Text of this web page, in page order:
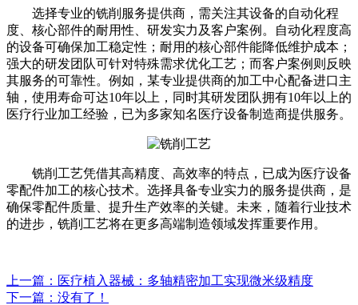
选择专业的铣削服务提供商，需关注其设备的自动化程
度、核心部件的耐用性、研发实力及客户案例。自动化程度高
的设备可确保加工稳定性；耐用的核心部件能降低维护成本；
强大的研发团队可针对特殊需求优化工艺；而客户案例则反映
其服务的可靠性。例如，某专业提供商的加工中心配备进口主
轴，使用寿命可达10年以上，同时其研发团队拥有10年以上的
医疗行业加工经验，已为多家知名医疗设备制造商提供服务。
铣削工艺凭借其高精度、高效率的特点，已成为医疗设备
零配件加工的核心技术。选择具备专业实力的服务提供商，是
确保零配件质量、提升生产效率的关键。未来，随着行业技术
的进步，铣削工艺将在更多高端制造领域发挥重要作用。
上一篇：医疗植入器械：多轴精密加工实现微米级精度
下一篇：没有了！